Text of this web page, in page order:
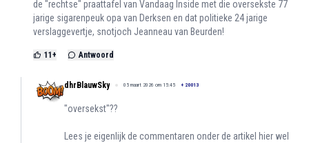
de "rechtse" praattafel van Vandaag Inside met die oversekste 77
jarige sigarenpeuk opa van Derksen en dat politieke 24 jarige
verslaggevertje, snotjoch Jeanneau van Beurden!
11 + Antwoord
dhrBlauwSky 05 maart 2026 om 15:45 + 20013
"oversekst"??
Lees je eigenlijk de commentaren onder de artikel hier wel